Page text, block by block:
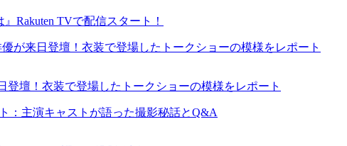
Rakuten TVで配信スタート！
登壇！衣装で登場したトークショーの模様をレポート